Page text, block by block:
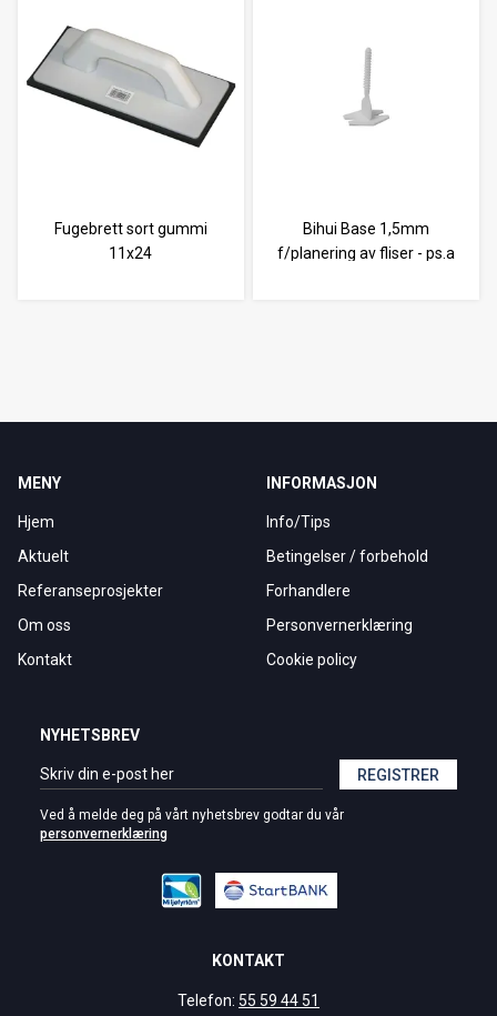
Fugebrett sort gummi
11x24
Bihui Base 1,5mm
f/planering av fliser - ps.a
MENY
Hjem
Aktuelt
Referanseprosjekter
Om oss
Kontakt
INFORMASJON
Info/Tips
Betingelser / forbehold
Forhandlere
Personvernerklæring
Cookie policy
NYHETSBREV
REGISTRER
Ved å melde deg på vårt nyhetsbrev godtar du vår
personvernerklæring
KONTAKT
Telefon: 55 59 44 51